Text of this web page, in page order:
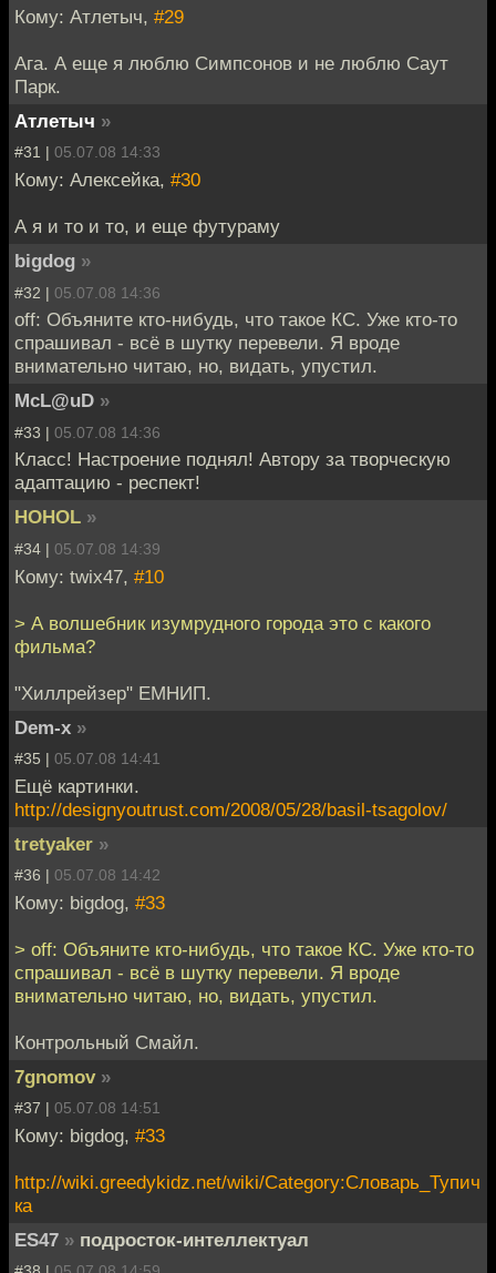
Кому: Атлетыч, #29
Ага. А еще я люблю Симпсонов и не люблю Саут
Парк.
Атлетыч »
#31 | 05.07.08 14:33
Кому: Алексейка, #30
А я и то и то, и еще футураму
bigdog »
#32 | 05.07.08 14:36
off: Объяните кто-нибудь, что такое КС. Уже кто-то
спрашивал - всё в шутку перевели. Я вроде
внимательно читаю, но, видать, упустил.
McL@uD »
#33 | 05.07.08 14:36
Класс! Настроение поднял! Автору за творческую
адаптацию - респект!
HOHOL »
#34 | 05.07.08 14:39
Кому: twix47, #10
> А волшебник изумрудного города это с какого
фильма?
"Хиллрейзер" ЕМНИП.
Dem-x »
#35 | 05.07.08 14:41
Ещё картинки.
http://designyoutrust.com/2008/05/28/basil-tsagolov/
tretyaker »
#36 | 05.07.08 14:42
Кому: bigdog, #33
> off: Объяните кто-нибудь, что такое КС. Уже кто-то
спрашивал - всё в шутку перевели. Я вроде
внимательно читаю, но, видать, упустил.
Контрольный Смайл.
7gnomov »
#37 | 05.07.08 14:51
Кому: bigdog, #33
http://wiki.greedykidz.net/wiki/Category:Словарь_Тупич
ка
ES47 » подросток-интеллектуал